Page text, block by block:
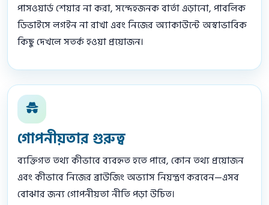
পাসওয়ার্ড শেয়ার না করা, সন্দেহজনক বার্তা এড়ানো, পাবলিক
ডিভাইসে লগইন না রাখা এবং নিজের অ্যাকাউন্টে অস্বাভাবিক
কিছু দেখলে সতর্ক হওয়া প্রয়োজন।
গোপনীয়তার গুরুত্ব
ব্যক্তিগত তথ্য কীভাবে ব্যবহৃত হতে পারে, কোন তথ্য প্রয়োজন
এবং কীভাবে নিজের ব্রাউজিং অভ্যাস নিয়ন্ত্রণ করবেন—এসব
বোঝার জন্য গোপনীয়তা নীতি পড়া উচিত।